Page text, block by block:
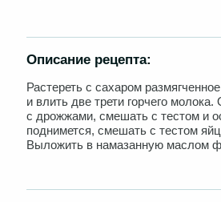
Описание рецепта:
Растереть с сахаром
и влить две трети горчего
с дрожжами, смешать с тестом и
поднимется, смешать с тестом
Выложить в намазанную маслом